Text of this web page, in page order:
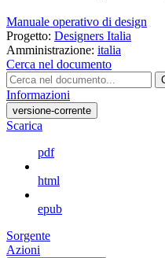
Manuale operativo di design
Progetto: Designers Italia
Amministrazione: italia
Cerca nel documento
Informazioni
versione-corrente
Scarica
pdf
html
epub
Sorgente
Azioni